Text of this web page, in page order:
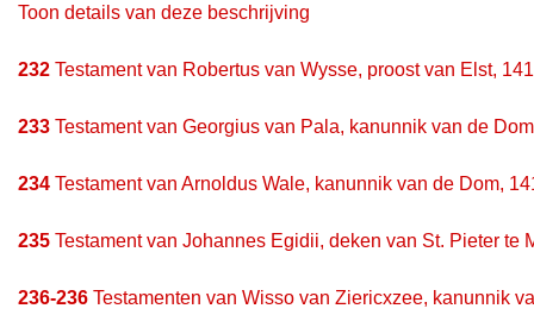
Toon details van deze beschrijving
232 Testament van Robertus van Wysse, proost van Elst,
233 Testament van Georgius van Pala, kanunnik van de
234 Testament van Arnoldus Wale, kanunnik van de Dom,
235 Testament van Johannes Egidii, deken van St. Pieter te
236-236 Testamenten van Wisso van Ziericxzee, kanunnik